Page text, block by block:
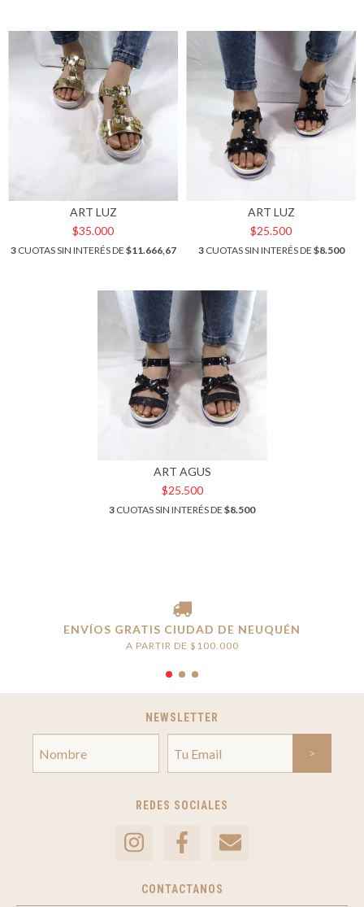
ART LUZ
$35.000
3CUOTAS SIN INTERÉS DE $11.666,67
ART LUZ
$25.500
3CUOTAS SIN INTERÉS DE $8.500
ART AGUS
$25.500
3 CUOTAS SIN INTERÉS DE $8.500
ENVÍOS GRATIS CIUDAD DE NEUQUÉN
A PARTIR DE $100.000
NEWSLETTER
REDES SOCIALES
CONTACTANOS